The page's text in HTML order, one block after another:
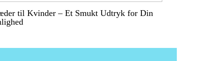
til Kvinder – Et Smukt Udtryk for Din